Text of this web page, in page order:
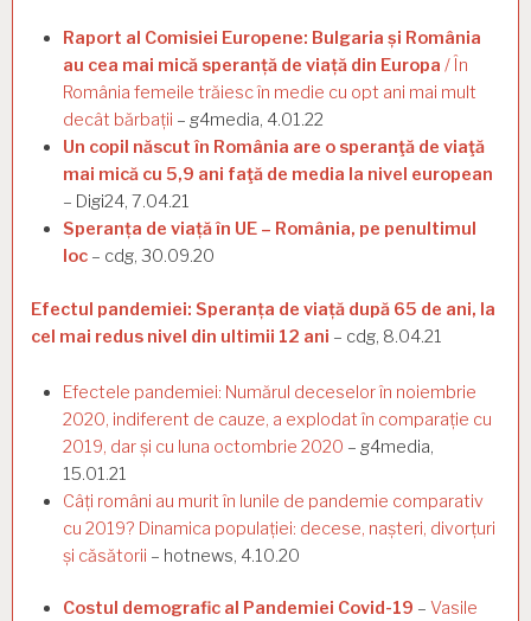
Raport al Comisiei Europene: Bulgaria și România
au cea mai mică speranță de viață din Europa / În
România femeile trăiesc în medie cu opt ani mai mult
decât bărbații – g4media, 4.01.22
Un copil născut în România are o speranţă de viaţă
mai mică cu 5,9 ani faţă de media la nivel european
– Digi24, 7.04.21
Speranța de viață în UE – România, pe penultimul
loc – cdg, 30.09.20
Efectul pandemiei: Speranța de viață după 65 de ani, la
cel mai redus nivel din ultimii 12 ani – cdg, 8.04.21
Efectele pandemiei: Numărul deceselor în noiembrie
2020, indiferent de cauze, a explodat în comparație cu
2019, dar și cu luna octombrie 2020 – g4media,
15.01.21
Câți români au murit în lunile de pandemie comparativ
cu 2019? Dinamica populației: decese, nașteri, divorțuri
și căsătorii – hotnews, 4.10.20
Costul demografic al Pandemiei Covid-19 – Vasile